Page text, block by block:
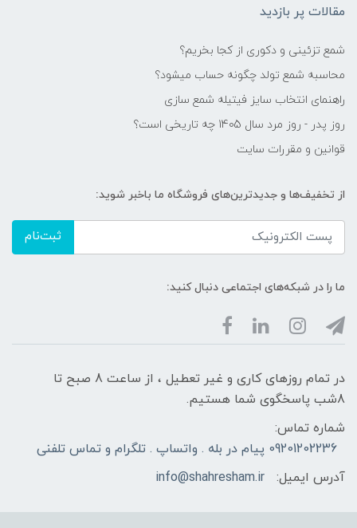
مقالات پر بازدید
شمع تزئینی و دکوری از کجا بخریم؟
محاسبه شمع تولد چگونه حساب میشود؟
راهنمای انتخاب سایز فیتیله شمع سازی
روز پدر - روز مرد سال 1405 چه تاریخی است؟
قوانین و مقررات سایت
از تخفیف‌ها و جدیدترین‌های فروشگاه ما باخبر شوید:
ثبت‌نام
ما را در شبکه‌های اجتماعی دنبال کنید:
در تمام روزهای کاری و غیر تعطیل ، از ساعت 8 صبح تا
8شب پاسخگوی شما هستیم.
شماره تماس:
09201202236 پیام در بله . واتساپ . تلگرام و تماس تلفنی
آدرس ایمیل:
info@shahresham.ir